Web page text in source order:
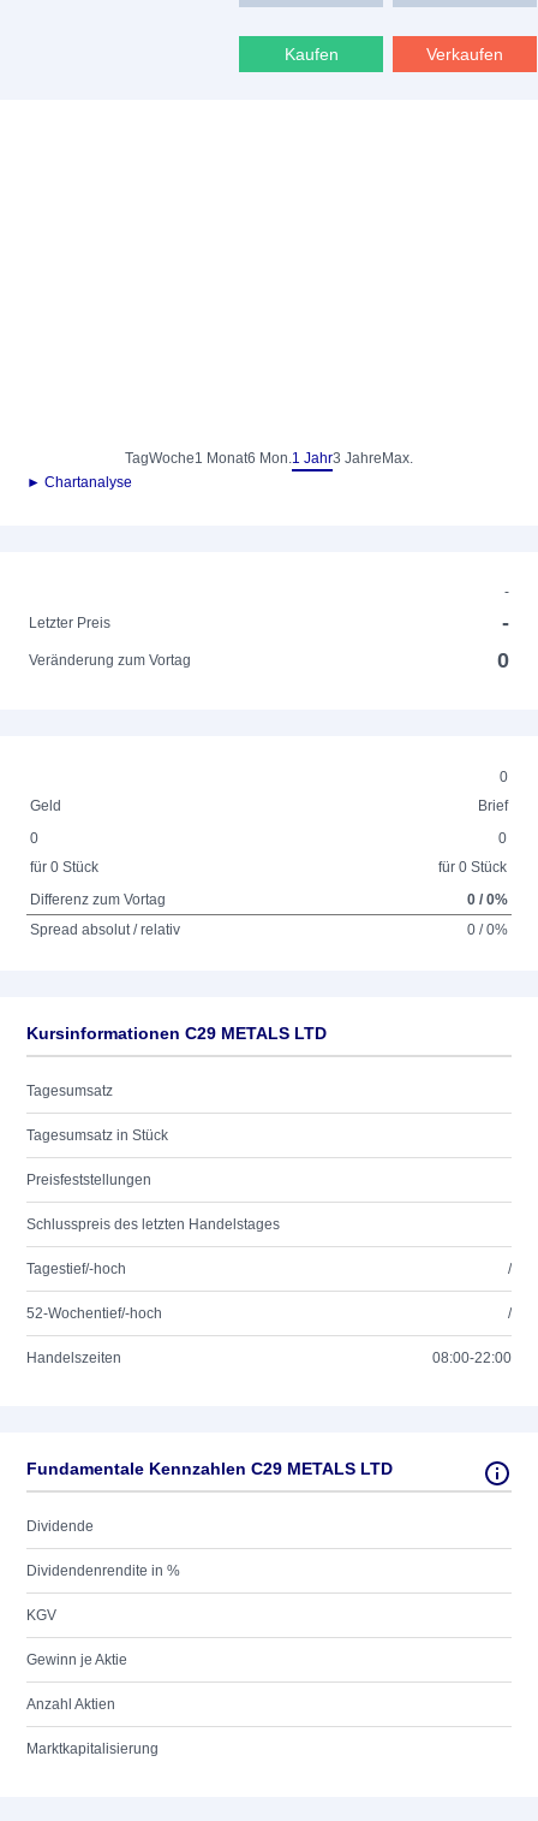
Kaufen Verkaufen
TagWoche1 Monat6 Mon.1 Jahr3 Jahre Max.
► Chartanalyse
-
Letzter Preis
-
Veränderung zum Vortag 0
0
Geld
Brief
0
für 0 Stück
0
für 0 Stück
Differenz zum Vortag
0 / 0%
Spread absolut / relativ
0 / 0%
Kursinformationen C29 METALS LTD
Tagesumsatz
Tagesumsatz in Stück
Preisfeststellungen
Schlusspreis des letzten Handelstages
Tagestief/-hoch /
52-Wochentief/-hoch /
Handelszeiten 08:00-22:00
Fundamentale Kennzahlen C29 METALS LTD
Dividende
Dividendenrendite in %
KGV
Gewinn je Aktie
Anzahl Aktien
Marktkapitalisierung